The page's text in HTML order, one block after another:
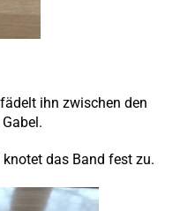
ihn zwischen den
das Band fest zu.